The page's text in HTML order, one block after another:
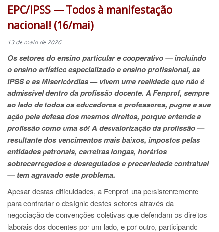
EPC/IPSS — Todos à manifestação
nacional! (16/mai)
13 de maio de 2026
Os setores do ensino particular e cooperativo — incluindo
o ensino artístico especializado e ensino profissional, as
IPSS e as Misericórdias — vivem uma realidade que não é
admissível dentro da profissão docente. A Fenprof, sempre
ao lado de todos os educadores e professores, pugna a sua
ação pela defesa dos mesmos direitos, porque entende a
profissão como uma só! A desvalorização da profissão —
resultante dos vencimentos mais baixos, impostos pelas
entidades patronais, carreiras longas, horários
sobrecarregados e desregulados e precariedade contratual
— tem agravado este problema.
Apesar destas dificuldades, a Fenprof luta persistentemente
para contrariar o desígnio destes setores através da
negociação de convenções coletivas que defendam os direitos
laborais dos docentes por um lado, e por outro, participando